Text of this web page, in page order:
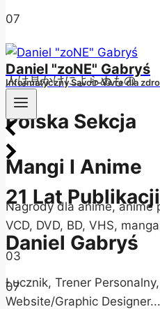
07
/
人は見かけによらぬもの
Polska Sekcja
Mangi I Anime
Nagrody dla anime, anime
VCD, DVD, BD, VHS,
03
07
Daniel "zoNE" Gabryś
Informatyczny Savoir-Vivre dla
21 Lat
Daniel Gabryś
Łucznik, Trener
Website/Graphic Designer...